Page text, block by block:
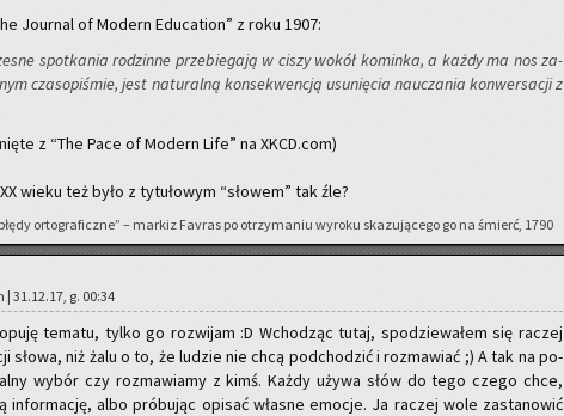
Jo­ur­nal of Mo­dern Edu­ca­tion” z roku 1907:
spo­tka­nia ro­dzin­ne prze­bie­ga­ją w ciszy wokół ko­min­ka, a każdy ma nos za­
cza­so­pi­śmie, jest na­tu­ral­ną kon­se­kwen­cją usu­nię­cia na­ucza­nia kon­wer­sa­cji z
z “The Pace of Mo­dern Life” na XKCD.com)
wieku też było z ty­tu­ło­wym “sło­wem” tak źle?
błędy or­to­gra­ficz­ne” – mar­kiz Fa­vras po otrzy­ma­niu wy­ro­ku ska­zu­ją­ce­go go na śmierć, 1790
31.12.17, g. 00:34
te­ma­tu, tylko go roz­wi­jam :D Wcho­dząc tutaj, spo­dzie­wa­łem się ra­czej
słowa, niż żalu o to, że lu­dzie nie chcą pod­cho­dzić i roz­ma­wiać ;) A tak na po­
wybór czy roz­ma­wia­my z kimś. Każdy używa słów do tego czego chce,
in­for­ma­cję, albo pró­bu­jąc opi­sać wła­sne emo­cje. Ja ra­czej wole za­sta­no­wić